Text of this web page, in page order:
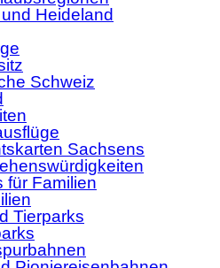
Heideland
Schweiz
Sachsens
für Familien
Tierparks